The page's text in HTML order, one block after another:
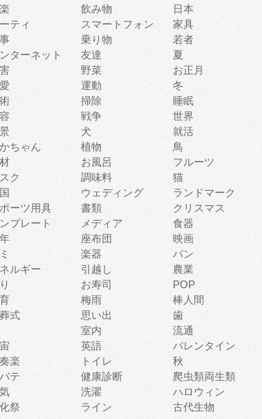
飲み物 日本
ティ スマートフォン 家具
乗り物 若者
ターネット 友達 夏
野菜 お正月
運動 冬
掃除 睡眠
戦争 世界
犬 就活
ちゃん 植物 鳥
お風呂 フルーツ
ク 調味料 猫
ウェディング ランドマーク
ーツ用具 書類 クリスマス
プレート メディア 食器
座布団 映画
楽器 パン
ルギー 引越し 農業
お寿司 POP
梅雨 棒人間
式 思い出 歯
室内 流通
英語 バレンタイン
楽 トイレ 秋
テ 健康診断 爬虫類両生類
洗濯 ハロウィン
祭 ライン 古代生物